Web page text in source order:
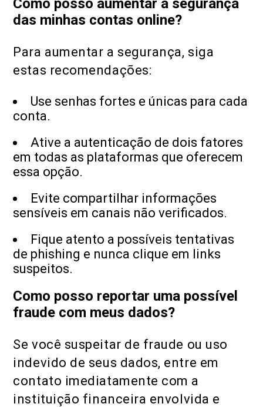
Como posso aumentar a segurança
das minhas contas online?
Para aumentar a segurança, siga
estas recomendações:
Use senhas fortes e únicas para cada
conta.
Ative a autenticação de dois fatores
em todas as plataformas que oferecem
essa opção.
Evite compartilhar informações
sensíveis em canais não verificados.
Fique atento a possíveis tentativas
de phishing e nunca clique em links
suspeitos.
Como posso reportar uma possível
fraude com meus dados?
Se você suspeitar de fraude ou uso
indevido de seus dados, entre em
contato imediatamente com a
instituição financeira envolvida e